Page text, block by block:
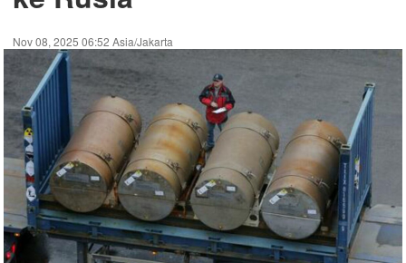
Nov 08, 2025 06:52 Asia/Jakarta